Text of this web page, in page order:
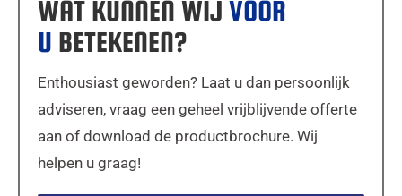
WAT KUNNEN WIJ VOOR
U BETEKENEN?
Enthousiast geworden? Laat u dan persoonlijk
adviseren, vraag een geheel vrijblijvende offerte
aan of download de productbrochure. Wij
helpen u graag!